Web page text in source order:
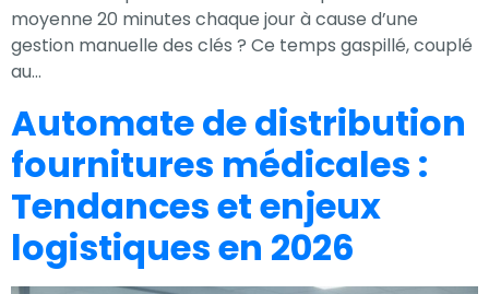
moyenne 20 minutes chaque jour à cause d’une
gestion manuelle des clés ? Ce temps gaspillé, couplé
au…
Automate de distribution
fournitures médicales :
Tendances et enjeux
logistiques en 2026
de votre visite.
Si vous refusez
fonctionnalités
disparaîtront
du site Web.
Marketing